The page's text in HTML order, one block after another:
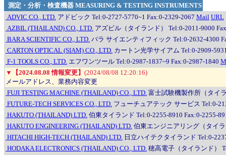
測定・分析・検査機器 MEASURING & TESTING INSTRUMENTS
ADVIC CO., LTD. アドビック Tel:0-2727-5770~1 Fax:0-2329-2067 Mail URL
AZBIL (THAILAND) CO., LTD. アズビル（タイランド） Tel:0-2011-9000
BARA SCIENTIFIC CO., LTD. バラ サイエンティフィック Tel:0-2632-4300
CARTON OPTICAL (SIAM) CO., LTD. カートン光学サイアム Tel:0-2909-
F-1 TOOLS CO., LTD. エフワンツール Tel:0-2987-1837~9 Fax:0-2987-1840
▼
【2024.08.08 情報変更】 (2024/08/08 12:20:16)
メールアドレス、業務内容変更
FUJI TESTING MACHINE (THAILAND) CO., LTD. 富士試験機製作所（タイ
FUTURE-TECH SERVICES CO., LTD. フューチュアテック サービス Tel:0-
HAKUTO (THAILAND) LTD. 伯東タイランド Tel:0-2255-8910 Fax:0-2255-
HAKUTO ENGINEERING (THAILAND) LTD. 伯東エンジニアリング（タイ
HITACHI HIGH-TECH (THAILAND) LTD. 日立ハイテクタイランド Tel:0-
HODAKA ELECTRONICS (THAILAND) CO., LTD. 穂高電子（タイランド）